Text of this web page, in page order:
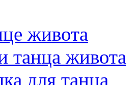
живота
танца живота
для танца